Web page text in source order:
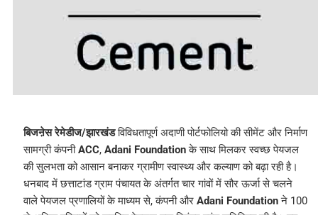
बिजऩेस रेमेडीज/झारखंडविविधतापूर्ण अदाणी पोर्टफोलियो की सीमेंट और निर्माण
सामग्री कंपनीACC, Adani Foundationके साथ मिलकर स्वच्छ पेयजल
की सुलभता को आसान बनाकर ग्रामीण स्वास्थ्य और कल्याण को बढ़ा रही है।
धनबाद में छत्ताटांड ग्राम पंचायत के अंतर्गत चार गांवों में सौर ऊर्जा से चलने
वाले पेयजल प्रणालियों के माध्यम से, कंपनी और Adani Foundationने 100